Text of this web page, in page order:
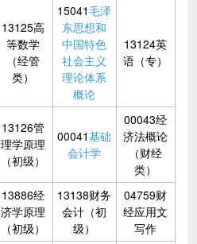
13125高
等数学
（经管
类）
15041毛泽
东思想和
中国特色
社会主义
理论体系
概论
13124英
语（专）
13126管
理学原理
（初级）
00041基础
会计学
00043经
济法概论
（财经
类）
13886经
济学原理
（初级）
13138财务
会计（初
级）
04759财
经应用文
写作